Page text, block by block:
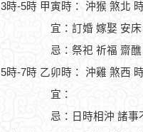
3時-5時 甲寅時： 沖猴 煞北
宜：訂婚 嫁娶 安
忌：祭祀 祈福 齋
5時-7時 乙卯時： 沖雞 煞西
宜：
忌：日時相沖 諸事